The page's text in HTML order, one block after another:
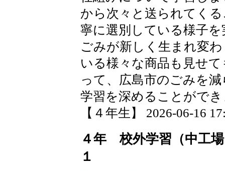
から次々と送られてく
寧に選別している様子
ごみが新しく生まれ変
いる様々な商品も見せ
って、広島市のごみを
学習を深めることがで
【４年生】 2026-06-16
４年 校外学習（中工
１